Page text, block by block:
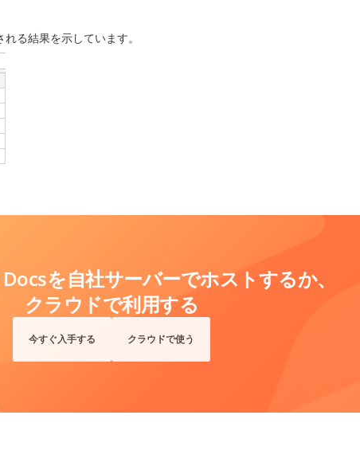
る結果を示しています。
Docsを自社サーバーでホストするか、
クラウドで利用する
今すぐ入手する クラウドで使う